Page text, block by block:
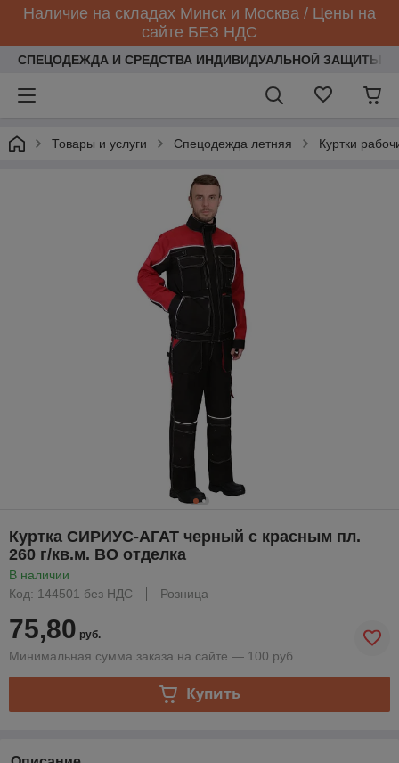
Наличие на складах Минск и Москва / Цены на
сайте БЕЗ НДС
СПЕЦОДЕЖДА И СРЕДСТВА ИНДИВИДУАЛЬНОЙ ЗАЩИТЫ
Товары и услуги Спецодежда летняя Куртки
Куртка СИРИУС-АГАТ черный с красным пл.
260 г/кв.м. ВО отделка
В наличии
Код: 144501 без НДС
Розница
75,80 руб.
Минимальная сумма заказа на сайте — 100 руб.
Купить